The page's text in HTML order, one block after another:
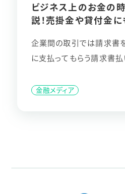
ビジネス上のお金の
説！売掛金や貸付金
企業間の取引では請求書
に支払ってもらう請求書
金融メディア